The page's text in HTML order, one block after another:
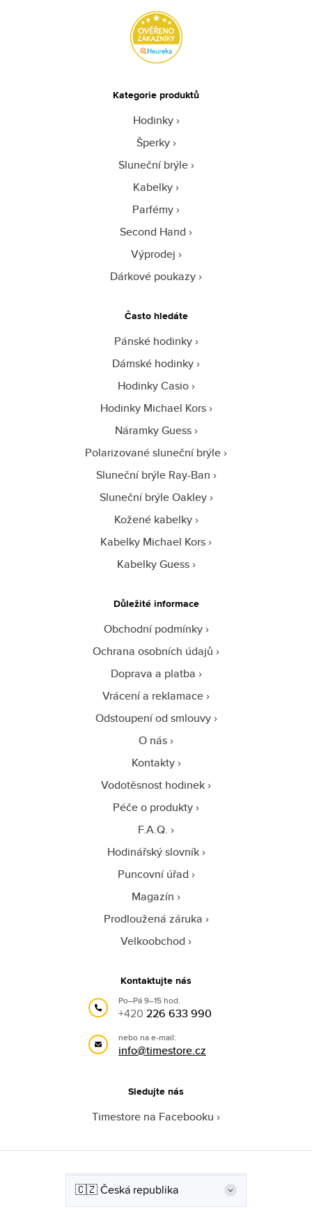
Kategorie produktů
Hodinky
Šperky
Sluneční brýle
Kabelky
Parfémy
Second Hand
Výprodej
Dárkové poukazy
Často hledáte
Pánské hodinky
Dámské hodinky
Hodinky Casio
Hodinky Michael Kors
Náramky Guess
Polarizované sluneční brýle
Sluneční brýle Ray-Ban
Sluneční brýle Oakley
Kožené kabelky
Kabelky Michael Kors
Kabelky Guess
Důležité informace
Obchodní podmínky
Ochrana osobních údajů
Doprava a platba
Vrácení a reklamace
Odstoupení od smlouvy
O nás
Kontakty
Vodotěsnost hodinek
Péče o produkty
F.A.Q.
Hodinářský slovník
Puncovní úřad
Magazín
Prodloužená záruka
Velkoobchod
Kontaktujte nás
Po–Pá 9–15 hod.
+420 226 633 990
nebo na e-mail:
info@timestore.cz
Sledujte nás
Timestore na Facebooku